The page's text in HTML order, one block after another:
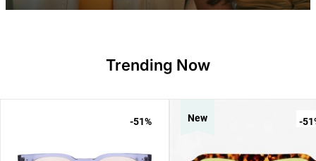
Trending Now
-51% New -51